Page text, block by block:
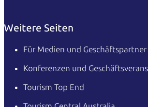
Weitere Seiten
Für Medien und Geschäftspartner
Konferenzen und
Tourism Top End